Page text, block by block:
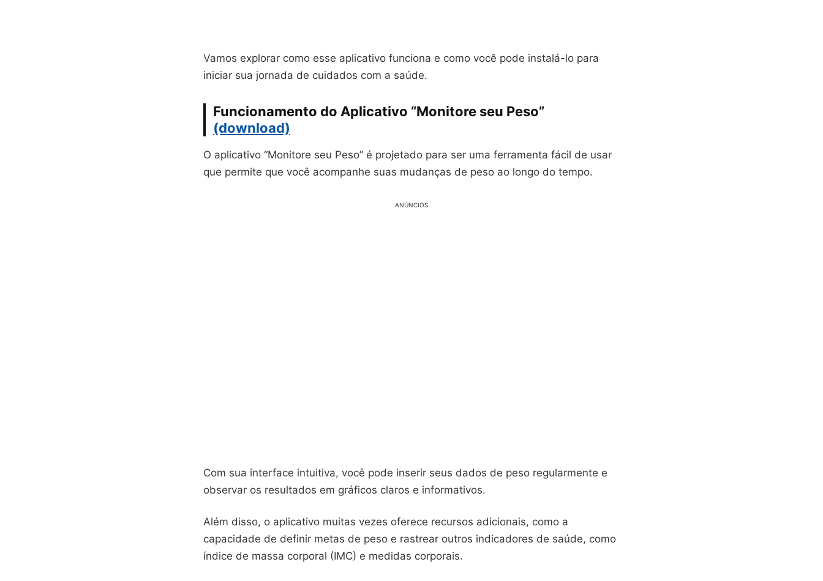
Vamos explorar como esse aplicativo funciona e como você pode instalá-lo para
iniciar sua jornada de cuidados com a saúde.
Funcionamento do Aplicativo “Monitore seu Peso”
(download)
O aplicativo “Monitore seu Peso” é projetado para ser uma ferramenta fácil de usar
que permite que você acompanhe suas mudanças de peso ao longo do tempo.
ANÚNCIOS
Com sua interface intuitiva, você pode inserir seus dados de peso regularmente e
observar os resultados em gráficos claros e informativos.
Além disso, o aplicativo muitas vezes oferece recursos adicionais, como a
capacidade de definir metas de peso e rastrear outros indicadores de saúde, como
índice de massa corporal (IMC) e medidas corporais.